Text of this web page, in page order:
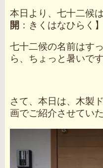
本日より、七十二候は
開 ：きくはなひらく
七十二候の名前はす
ら、ちょっと暑いです
さて、本日は、木製
画でご紹介させてい